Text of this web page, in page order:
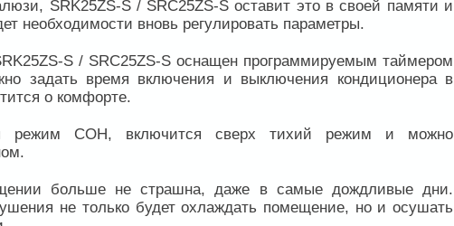
SRK25ZS-S / SRC25ZS-S оставит это в своей памяти и
необходимости вновь регулировать параметры.
S / SRC25ZS-S оснащен программируемым таймером
задать время включения и выключения кондиционера в
о комфорте.
режим СОН, включится сверх тихий режим и можно
больше не страшна, даже в самые дождливые дни.
не только будет охлаждать помещение, но и осушать